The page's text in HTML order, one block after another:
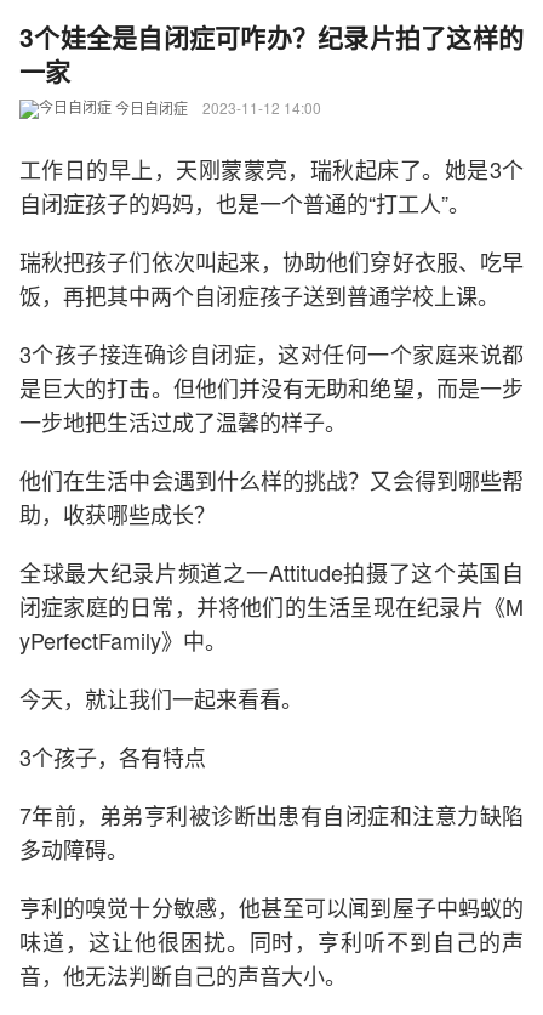
3个娃全是自闭症可咋办？纪录片拍了这样的
一家
今日自闭症 2023-11-12 14:00
工作日的早上，天刚蒙蒙亮，瑞秋起床了。她是3个
自闭症孩子的妈妈，也是一个普通的“打工人”。
瑞秋把孩子们依次叫起来，协助他们穿好衣服、吃早
饭，再把其中两个自闭症孩子送到普通学校上课。
3个孩子接连确诊自闭症，这对任何一个家庭来说都
是巨大的打击。但他们并没有无助和绝望，而是一步
一步地把生活过成了温馨的样子。
他们在生活中会遇到什么样的挑战？又会得到哪些帮
助，收获哪些成长？
全球最大纪录片频道之一Attitude拍摄了这个英国自
闭症家庭的日常，并将他们的生活呈现在纪录片《M
yPerfectFamily》中。
今天，就让我们一起来看看。
3个孩子，各有特点
7年前，弟弟亨利被诊断出患有自闭症和注意力缺陷
多动障碍。
亨利的嗅觉十分敏感，他甚至可以闻到屋子中蚂蚁的
味道，这让他很困扰。同时，亨利听不到自己的声
音，他无法判断自己的声音大小。